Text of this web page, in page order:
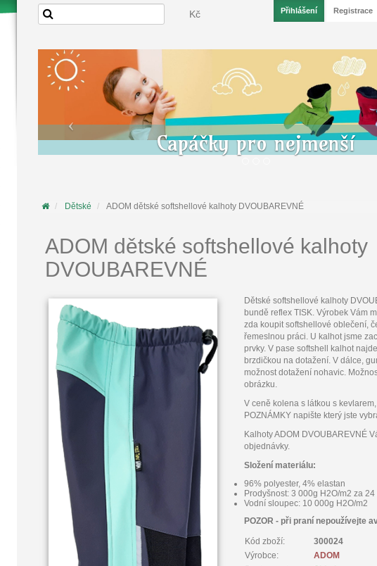
Přihlášení Registrace
Kč
Capáčky pro nejmenší
Dětské ADOM dětské softshellové kalhoty DVOUBAREVNÉ
ADOM dětské softshellové kalhoty
DVOUBAREVNÉ
Dětské softshellové kalhoty
bundě reflex TISK. Výrobek Vám
zda koupit softshellové oblečení,
řemeslnou práci. U kalhot jsme
prvky. V pase softshell kalhot
brzdičkou na dotažení. V dálce,
možnost dotažení nohavic.
obrázku.
V ceně kolena s látkou s
POZNÁMKY napište který jste
Kalhoty ADOM DVOUBAREVNÉ
objednávky.
Složení materiálu:
96% polyester, 4% elastan
Prodyšnost: 3 000g H2O/m2 za 24
Vodní sloupec: 10 000g H2O/m2
POZOR - při praní nepoužívejte
Kód zboží:
300024
Výrobce:
ADOM